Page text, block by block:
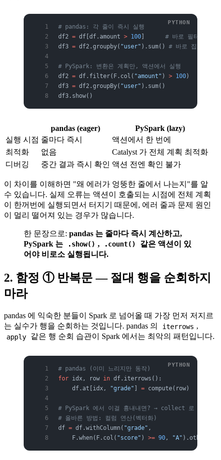
# pandas: 각 줄이 즉시 실행
df2 = df[df.amount > 100] # 바로 필터링됨
df3 = df2.groupby( "user" ).sum() # 바로 집계됨
# PySpark: 변환은 계획만, 액션에서 실행
df2 = df.filter(F.col( "amount" ) > 100)
df3 = df2.groupBy( "user" ).sum()
df3.show()
pandas (eager)
PySpark (lazy)
실행 시점 줄마다 즉시
액션에서 한 번에
최적화
없음
Catalyst 가 전체 계획 최적화
디버깅
중간 결과 즉시 확인 액션 전엔 확인 불가
이 차이를 이해하면 "왜 에러가 엉뚱한 줄에서 나는지"를 알
수 있습니다. 실제 오류는 액션이 호출되는 시점에 전체 계획
이 한꺼번에 실행되면서 터지기 때문에, 에러 줄과 문제 원인
이 멀리 떨어져 있는 경우가 많습니다.
한 문장으로: pandas 는 줄마다 즉시 계산하고,
PySpark 는
.show() , .count()
같은 액션이 있
어야 비로소 실행됩니다.
2. 함정 ① 반복문 — 절대 행을 순회하지
마라
pandas 에 익숙한 분들이 Spark 로 넘어올 때 가장 먼저 저지르
는 실수가 행을 순회하는 것입니다. pandas 의
iterrows ,
apply 같은 행 순회 습관이 Spark 에서는 최악의 패턴입니다.
# pandas (이미 느리지만 동작)
for idx, row in df.iterrows():
    df.at[idx,
"grade" = compute(row)
# PySpark 에서 이걸 흉내내면? → collect 로 드라이
# 올바른 방법: 컬럼 연산(벡터화)
df = df.withColumn( "grade" ,
    F.when(F.col(
"score" ) >= 90, "A"